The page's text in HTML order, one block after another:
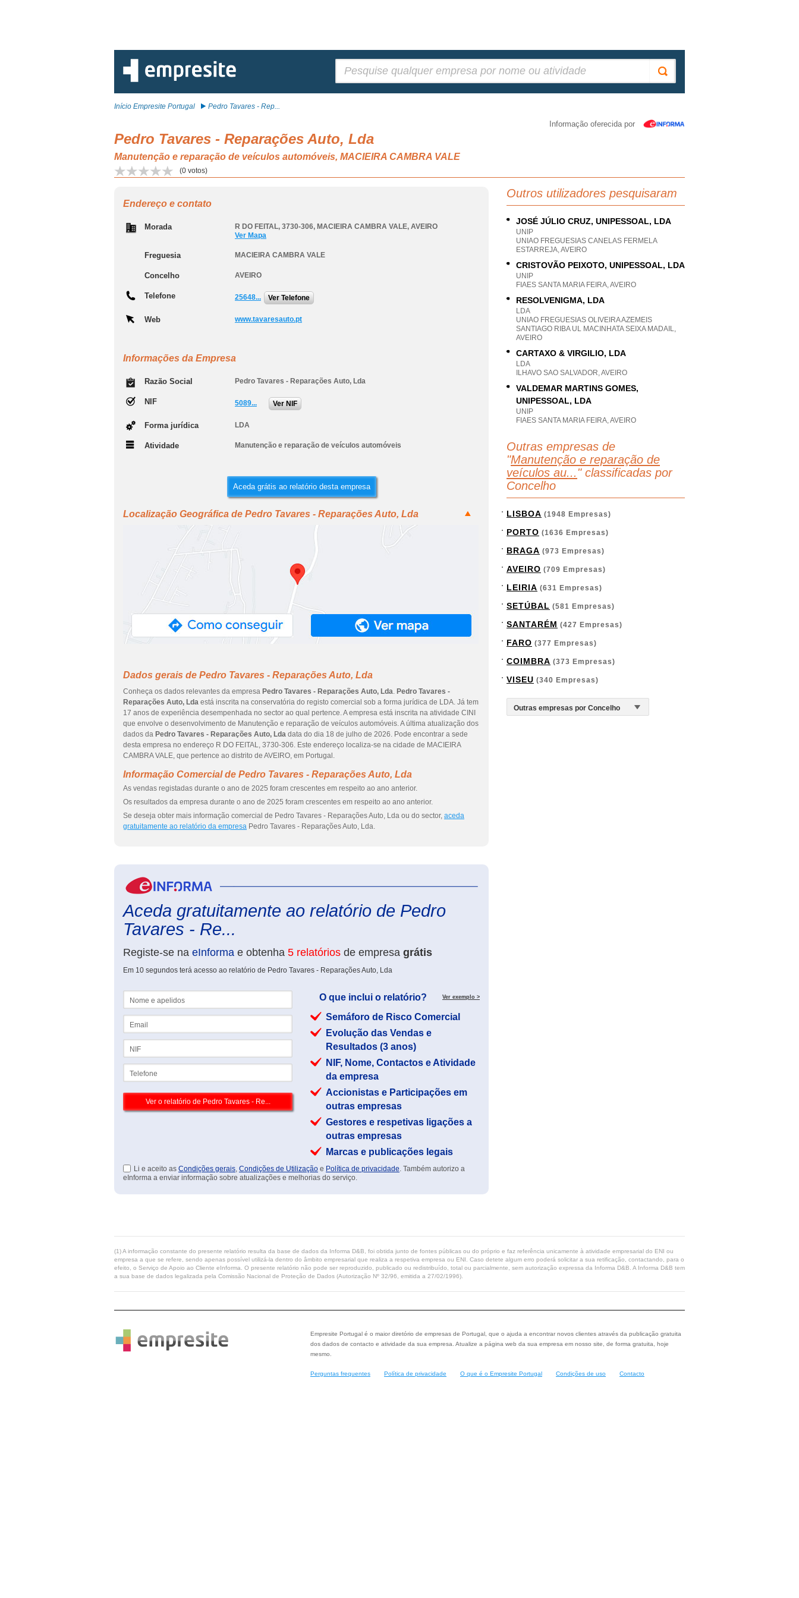
Início Empresite Portugal Pedro Tavares - Rep...
Informação oferecida por
Pedro Tavares - Reparações Auto, Lda
Manutenção e reparação de veículos automóveis, MACIEIRA CAMBRA VALE
(0 votos)
Endereço e contato
Morada R DO FEITAL, 3730-306, MACIEIRA CAMBRA VALE, AVEIRO
Ver Mapa
Freguesia MACIEIRA CAMBRA VALE
Concelho AVEIRO
Telefone 25648... Ver Telefone
Web www.tavaresauto.pt
Informações da Empresa
Razão Social Pedro Tavares - Reparações Auto, Lda
NIF 5089... Ver NIF
Forma jurídica LDA
Atividade Manutenção e reparação de veículos automóveis
Aceda grátis ao relatório desta empresa
Localização Geográfica de Pedro Tavares - Reparações Auto, Lda
Dados gerais de Pedro Tavares - Reparações Auto, Lda
Conheça os dados relevantes da empresa Pedro Tavares - Reparações Auto, Lda. Pedro Tavares -
Reparações Auto, Lda está inscrita na conservatória do registo comercial sob a forma jurídica de LDA. Já tem
17 anos de experiência desempenhada no sector ao qual pertence. A empresa está inscrita na atividade CINI
que envolve o desenvolvimento de Manutenção e reparação de veículos automóveis. A última atualização dos
dados da Pedro Tavares - Reparações Auto, Lda data do dia 18 de julho de 2026. Pode encontrar a sede
desta empresa no endereço R DO FEITAL, 3730-306. Este endereço localiza-se na cidade de MACIEIRA
CAMBRA VALE, que pertence ao distrito de AVEIRO, em Portugal.
Informação Comercial de Pedro Tavares - Reparações Auto, Lda
As vendas registadas durante o ano de 2025 foram crescentes em respeito ao ano anterior.
Os resultados da empresa durante o ano de 2025 foram crescentes em respeito ao ano anterior.
Se deseja obter mais informação comercial de Pedro Tavares - Reparações Auto, Lda ou do sector, aceda
gratuitamente ao relatório da empresa Pedro Tavares - Reparações Auto, Lda.
Aceda gratuitamente ao relatório de Pedro
Tavares - Re...
Registe-se na eInforma e obtenha 5 relatórios de empresa grátis
Em 10 segundos terá acesso ao relatório de Pedro Tavares - Reparações Auto, Lda
O que inclui o relatório? Ver exemplo >
Semáforo de Risco Comercial
Evolução das Vendas e
Resultados (3 anos)
NIF, Nome, Contactos e Atividade
da empresa
Accionistas e Participações em
outras empresas
Gestores e respetivas ligações a
outras empresas
Marcas e publicações legais
Li e aceito as Condições gerais, Condições de Utilização e Política de privacidade. Também autorizo a
eInforma a enviar informação sobre atualizações e melhorias do serviço.
Outros utilizadores pesquisaram
JOSÉ JÚLIO CRUZ, UNIPESSOAL, LDA
UNIP
UNIAO FREGUESIAS CANELAS FERMELA
ESTARREJA, AVEIRO
CRISTOVÃO PEIXOTO, UNIPESSOAL, LDA
UNIP
FIAES SANTA MARIA FEIRA, AVEIRO
RESOLVENIGMA, LDA
LDA
UNIAO FREGUESIAS OLIVEIRA AZEMEIS
SANTIAGO RIBA UL MACINHATA SEIXA MADAIL,
AVEIRO
CARTAXO & VIRGILIO, LDA
LDA
ILHAVO SAO SALVADOR, AVEIRO
VALDEMAR MARTINS GOMES,
UNIPESSOAL, LDA
UNIP
FIAES SANTA MARIA FEIRA, AVEIRO
Outras empresas de
"Manutenção e reparação de
veículos au... " classificadas por
Concelho
LISBOA (1948 Empresas)
PORTO (1636 Empresas)
BRAGA (973 Empresas)
AVEIRO (709 Empresas)
LEIRIA (631 Empresas)
SETÚBAL (581 Empresas)
SANTARÉM (427 Empresas)
FARO (377 Empresas)
COIMBRA (373 Empresas)
VISEU (340 Empresas)
(1) A informação constante do presente relatório resulta da base de dados da Informa D&B, foi obtida junto de fontes públicas ou do próprio e faz referência unicamente à atividade empresarial do ENI ou
empresa a que se refere, sendo apenas possível utilizá-la dentro do âmbito empresarial que realiza a respetiva empresa ou ENI. Caso detete algum erro poderá solicitar a sua retificação, contactando, para o
efeito, o Serviço de Apoio ao Cliente eInforma. O presente relatório não pode ser reproduzido, publicado ou redistribuído, total ou parcialmente, sem autorização expressa da Informa D&B. A Informa D&B tem
a sua base de dados legalizada pela Comissão Nacional de Proteção de Dados (Autorização Nº 32/96, emitida a 27/02/1996).
Empresite Portugal é o maior diretório de empresas de Portugal, que o ajuda a encontrar novos clientes através da publicação gratuita
dos dados de contacto e atividade da sua empresa. Atualize a página web da sua empresa em nosso site, de forma gratuita, hoje
mesmo.
Perguntas frequentes Política de privacidade O que é o Empresite Portugal Condições de uso Contacto